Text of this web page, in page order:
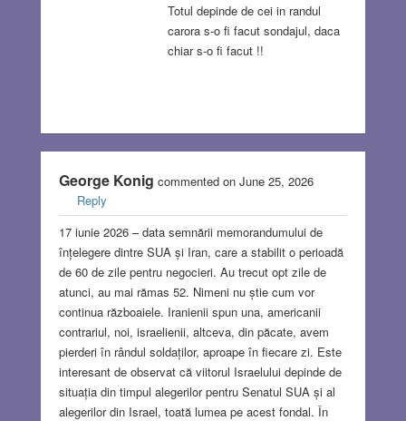
Totul depinde de cei in randul
carora s-o fi facut sondajul, daca
chiar s-o fi facut !!
George Konig commented on June 25, 2026
Reply
17 iunie 2026 – data semnării memorandumului de
înțelegere dintre SUA și Iran, care a stabilit o perioadă
de 60 de zile pentru negocieri. Au trecut opt ​​zile de
atunci, au mai rămas 52. Nimeni nu știe cum vor
continua războaiele. Iranienii spun una, americanii
contrariul, noi, israelienii, altceva, din păcate, avem
pierderi în rândul soldaților, aproape în fiecare zi. Este
interesant de observat că viitorul Israelului depinde de
situația din timpul alegerilor pentru Senatul SUA și al
alegerilor din Israel, toată lumea pe acest fondal. În